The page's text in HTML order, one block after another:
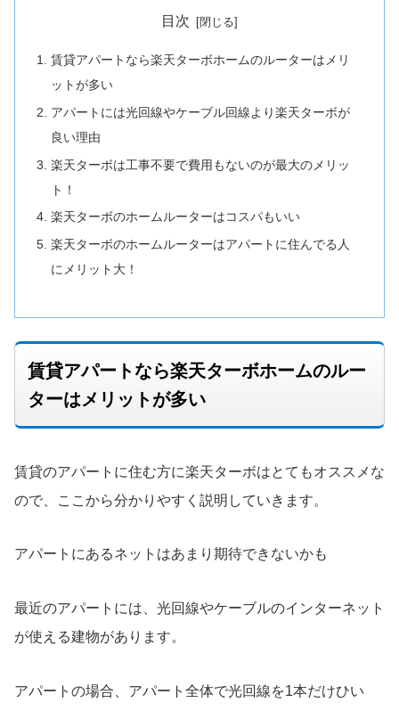
目次
賃貸アパートなら楽天ターボホームのルーターはメリ
ットが多い
アパートには光回線やケーブル回線より楽天ターボが
良い理由
楽天ターボは工事不要で費用もないのが最大のメリッ
ト！
楽天ターボのホームルーターはコスパもいい
楽天ターボのホームルーターはアパートに住んでる人
にメリット大！
賃貸アパートなら楽天ターボホームのルー
ターはメリットが多い
賃貸のアパートに住む方に楽天ターボはとてもオススメな
ので、ここから分かりやすく説明していきます。
アパートにあるネットはあまり期待できないかも
最近のアパートには、光回線やケーブルのインターネット
が使える建物があります。
アパートの場合、アパート全体で光回線を1本だけひい